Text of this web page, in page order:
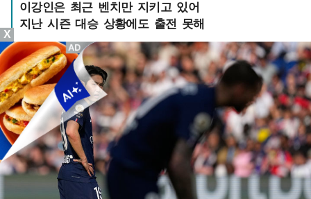
이강인은 최근 벤치만 지키고 있어
지난 시즌 대승 상황에도 출전 못해
X